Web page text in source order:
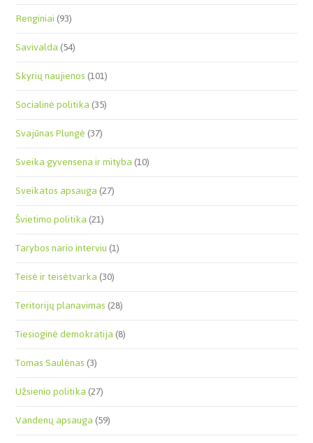
Renginiai(93)
Savivalda(54)
Skyrių naujienos(101)
Socialinė politika(35)
Svajūnas Plungė(37)
Sveika gyvensena ir mityba(10)
Sveikatos apsauga(27)
Švietimo politika(21)
Tarybos nario interviu(1)
Teisė ir teisėtvarka(30)
Teritorijų planavimas(28)
Tiesioginė demokratija(8)
Tomas Saulėnas(3)
Užsienio politika(27)
Vandenų apsauga(59)